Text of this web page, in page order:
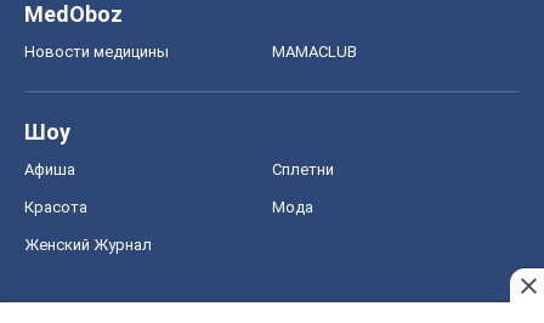
MedOboz
Новости медицины MAMACLUB
Шоу
Афиша Сплетни
Красота Мода
Женский Журнал